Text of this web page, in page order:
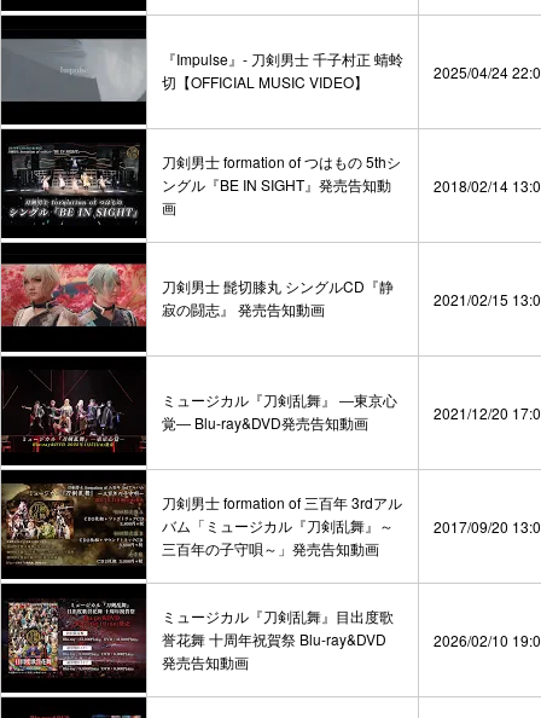
『Impulse』- 刀剣男士 千子村正 蜻蛉
切【OFFICIAL MUSIC VIDEO】
2025/04/24
刀剣男士 formation of つはもの 5thシ
ングル『BE IN SIGHT』発売告知動
画
2018/02/14
刀剣男士 髭切膝丸 シングルCD『静
寂の闘志』 発売告知動画
2021/02/15
ミュージカル『刀剣乱舞』 ―東京心
覚― Blu-ray&DVD発売告知動画
2021/12/20
刀剣男士 formation of 三百年 3rdアル
バム「ミュージカル『刀剣乱舞』～
三百年の子守唄～」発売告知動画
2017/09/20
ミュージカル『刀剣乱舞』目出度歌
誉花舞 十周年祝賀祭 Blu-ray&DVD
発売告知動画
2026/02/10